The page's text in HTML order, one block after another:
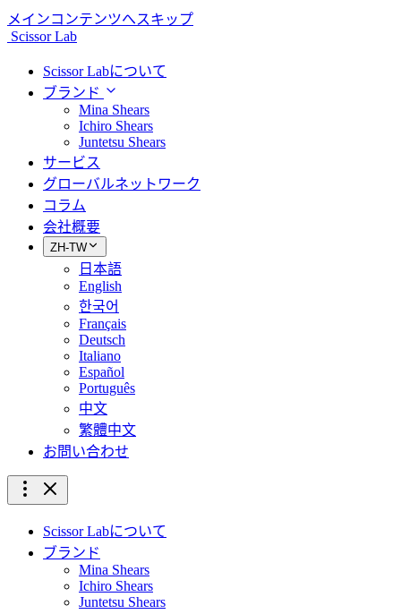
メインコンテンツへスキップ
Scissor Lab
Scissor Labについて
ブランド
Mina Shears
Ichiro Shears
Juntetsu Shears
サービス
グローバルネットワーク
コラム
会社概要
ZH-TW
日本語
English
한국어
Français
Deutsch
Italiano
Español
Português
中文
繁體中文
お問い合わせ
Scissor Labについて
ブランド
Mina Shears
Ichiro Shears
Juntetsu Shears